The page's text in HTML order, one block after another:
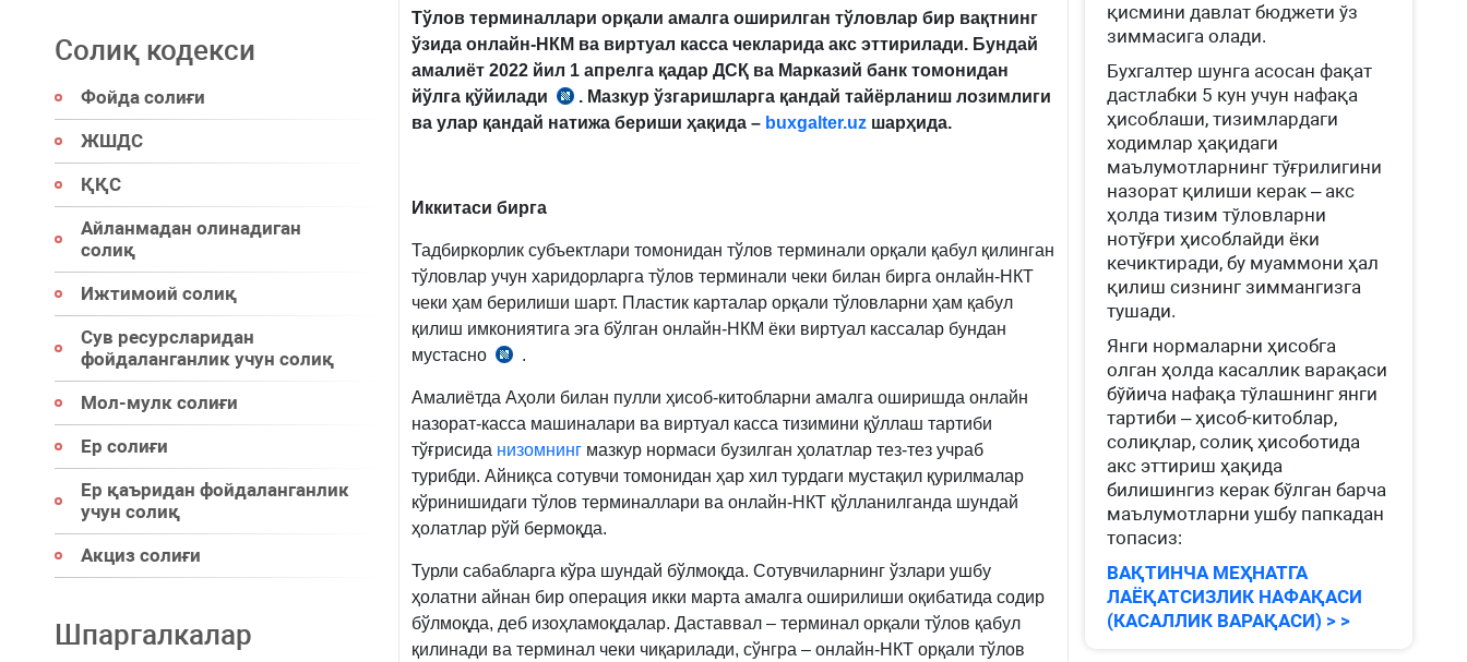
Солиқ кодекси
Фойда солиғи
ЖШДС
ҚҚС
Айланмадан олинадиган
солиқ
Ижтимоий солиқ
Сув ресурсларидан
фойдаланганлик учун солиқ
Мол-мулк солиғи
Ер солиғи
Ер қаъридан фойдаланганлик
учун солиқ
Акциз солиғи
Шпаргалкалар
Тўлов терминаллари орқали амалга оширилган тўловлар бир вақтнинг
ўзида онлайн-НКМ ва виртуал касса чекларида акс эттирилади. Бундай
амалиёт 2022 йил 1 апрелга қадар ДСҚ ва Марказий банк томонидан
йўлга қўйилади
4.10.2021
йилдаги
б.
. Мазкур ўзгаришларга қандай тайёрланиш лозимлиги
ва улар қандай натижа бериши ҳақида – buxgalter.uz шарҳида.
Иккитаси бирга
Тадбиркорлик субъектлари томонидан тўлов терминали орқали қабул қилинган
тўловлар учун харидорларга тўлов терминали чеки билан бирга онлайн-НКТ
чеки ҳам берилиши шарт. Пластик карталар орқали тўловларни ҳам қабул
қилиш имкониятига эга бўлган онлайн-НКМ ёки виртуал кассалар бундан
мустасно
23.11.2019
943-
илова
6-
б.
.
Амалиётда Аҳоли билан пулли ҳисоб-китобларни амалга оширишда онлайн
назорат-касса машиналари ва виртуал касса тизимини қўллаш тартиби
тўғрисида низомнингмазкур нормаси бузилган ҳолатлар тез-тез учраб
турибди. Айниқса сотувчи томонидан ҳар хил турдаги мустақил қурилмалар
кўринишидаги тўлов терминаллари ва онлайн-НКТ қўлланилганда шундай
ҳолатлар рўй бермоқда.
Турли сабабларга кўра шундай бўлмоқда. Сотувчиларнинг ўзлари ушбу
ҳолатни айнан бир операция икки марта амалга оширилиши оқибатида содир
бўлмоқда, деб изоҳламоқдалар. Даставвал – терминал орқали тўлов қабул
қилинади ва терминал чеки чиқарилади, сўнгра – онлайн-НКТ орқали тўлов
қисмини давлат бюджети ўз
зиммасига олади.
Бухгалтер шунга асосан фақат
дастлабки 5 кун учун нафақа
ҳисоблаши, тизимлардаги
ходимлар ҳақидаги
маълумотларнинг тўғрилигини
назорат қилиши керак – акс
ҳолда тизим тўловларни
нотўғри ҳисоблайди ёки
кечиктиради, бу муаммони ҳал
қилиш сизнинг зиммангизга
тушади.
Янги нормаларни ҳисобга
олган ҳолда касаллик варақаси
бўйича нафақа тўлашнинг янги
тартиби – ҳисоб-китоблар,
солиқлар, солиқ ҳисоботида
акс эттириш ҳақида
билишингиз керак бўлган барча
маълумотларни ушбу папкадан
топасиз:
ВАҚТИНЧА МЕҲНАТГА
ЛАЁҚАТСИЗЛИК НАФАҚАСИ
(КАСАЛЛИК ВАРАҚАСИ) > >